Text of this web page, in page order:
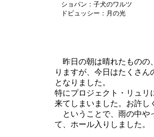
ショパン：子犬のワルツ
ドビュッシー：月の光
昨日の朝は晴れたものの
りますが、今日はたくさ
となりました。
特にプロジェクト・リュリ
来てしまいました。お許し
ということで、雨の中や
て、ホール入りしました。